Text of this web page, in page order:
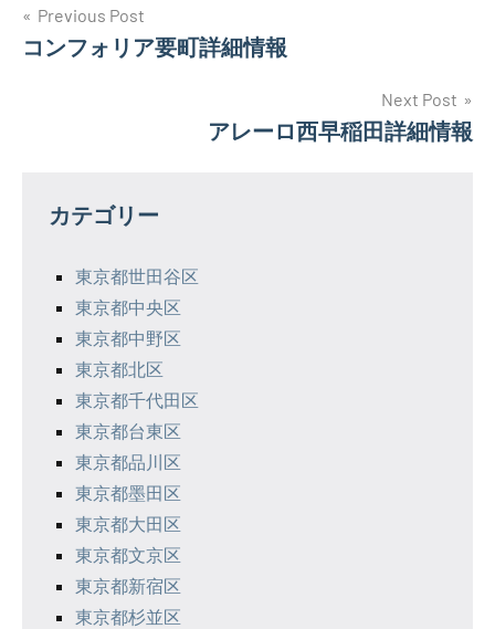
投
稿
ー
Previous Post
コンフォリア要町詳細情報
Next Post
アレーロ西早稲田詳細情報
カテゴリー
東京都世田谷区
東京都中央区
東京都中野区
東京都北区
東京都千代田区
東京都台東区
東京都品川区
東京都墨田区
東京都大田区
東京都文京区
東京都新宿区
東京都杉並区